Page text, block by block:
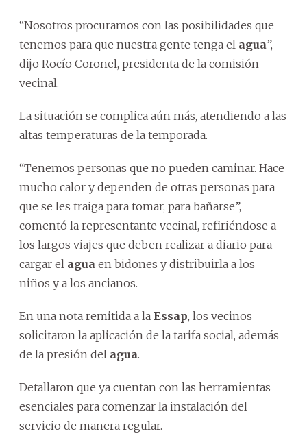
“Nosotros procuramos con las posibilidades que
tenemos para que nuestra gente tenga el agua”,
dijo Rocío Coronel, presidenta de la comisión
vecinal.
La situación se complica aún más, atendiendo a las
altas temperaturas de la temporada.
“Tenemos personas que no pueden caminar. Hace
mucho calor y dependen de otras personas para
que se les traiga para tomar, para bañarse”,
comentó la representante vecinal, refiriéndose a
los largos viajes que deben realizar a diario para
cargar el agua en bidones y distribuirla a los
niños y a los ancianos.
En una nota remitida a la Essap, los vecinos
solicitaron la aplicación de la tarifa social, además
de la presión del agua.
Detallaron que ya cuentan con las herramientas
esenciales para comenzar la instalación del
servicio de manera regular.